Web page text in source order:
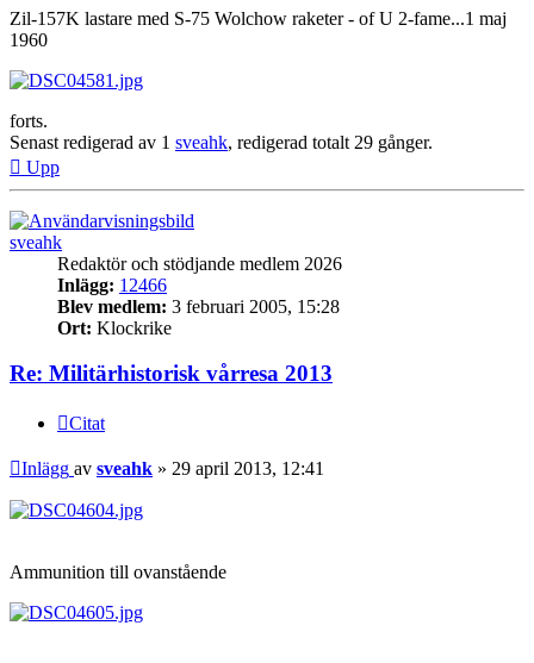
Zil-157K lastare med S-75 Wolchow raketer - of U 2-fame...1 maj
1960
forts.
Senast redigerad av 1 sveahk, redigerad totalt 29 gånger.
Upp
sveahk
Redaktör och stödjande medlem 2026
Inlägg: 12466
Blev medlem: 3 februari 2005, 15:28
Ort: Klockrike
Re: Militärhistorisk vårresa 2013
Citat
Inlägg av sveahk » 29 april 2013, 12:41
Ammunition till ovanstående